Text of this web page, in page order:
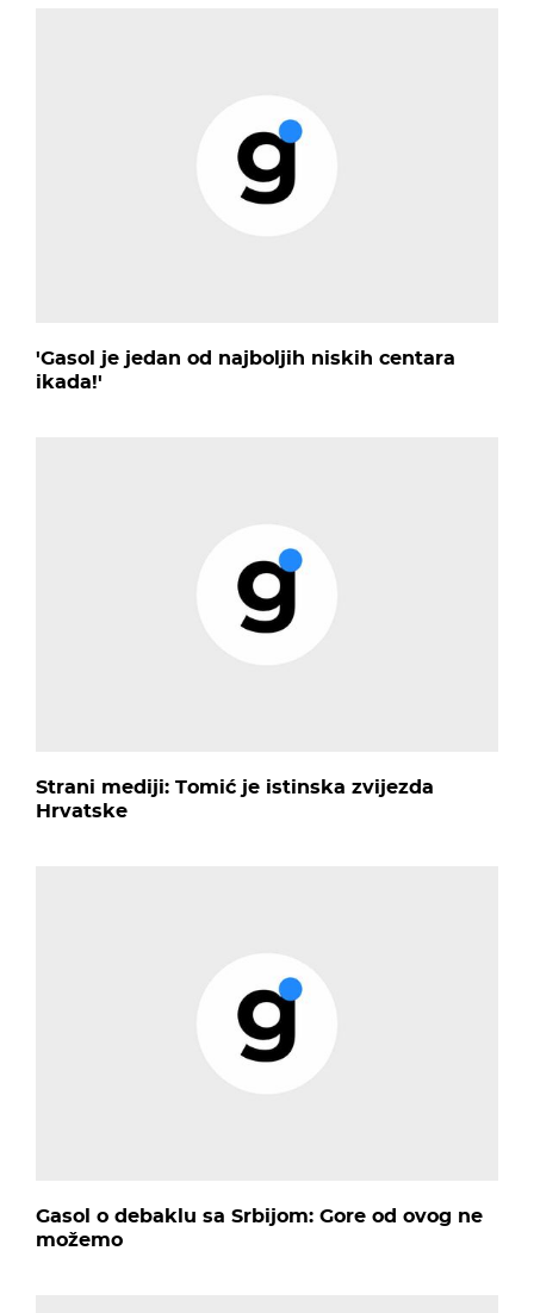
'Gasol je jedan od najboljih niskih centara
ikada!'
Strani mediji: Tomić je istinska zvijezda
Hrvatske
Gasol o debaklu sa Srbijom: Gore od ovog ne
možemo